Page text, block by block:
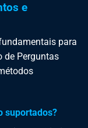
e
para
de Perguntas
suportados?